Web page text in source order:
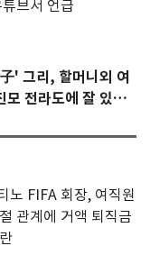
' 그리, 할머니외 여
모 전라도에 잘 있